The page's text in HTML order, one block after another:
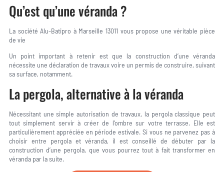
Qu’est qu’une véranda ?
La société Alu-Batipro à Marseille 13011 vous propose une véritable pièce
de vie
Un point important à retenir est que la construction d’une véranda
nécessite une déclaration de travaux voire un permis de construire, suivant
sa surface, notamment.
La pergola, alternative à la véranda
Nécessitant une simple autorisation de travaux, la pergola classique peut
tout simplement servir à créer de l’ombre sur votre terrasse. Elle est
particulièrement appréciée en période estivale. Si vous ne parvenez pas à
choisir entre pergola et véranda, il est conseillé de débuter par la
construction d’une pergola, que vous pourrez tout à fait transformer en
véranda par la suite.